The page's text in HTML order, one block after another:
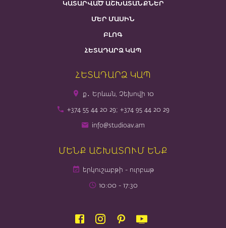
ԿԱՏԱՐՎԱԾ ԱՇԽԱՏԱՆՔՆԵՐ
ՄԵՐ ՄԱՍԻՆ
ԲԼՈԳ
ՀԵՏԱԴԱՐՁ ԿԱՊ
ՀԵՏԱԴԱՐՁ ԿԱՊ
ք․ Երևան, Չեխովի 10
+374 55 44 20 29; +374 95 44 20 29
info@studioav.am
ՄԵՆՔ ԱՇԽԱՏՈՒՄ ԵՆՔ
երկուշաբթի - ուրբաթ
10։00 - 17։30